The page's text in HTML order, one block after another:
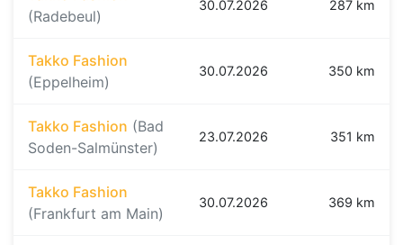
(Radebeul)
30.07.2026 287 km
Takko Fashion
(Eppelheim)
30.07.2026 350 km
Takko Fashion (Bad
Soden-Salmünster)
23.07.2026 351 km
Takko Fashion
(Frankfurt am Main)
30.07.2026 369 km